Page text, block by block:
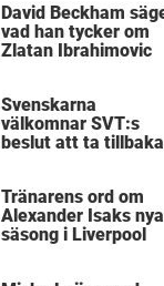
David Beckham
vad han tycker om
Zlatan Ibrahimovic
Svenskarna
välkomnar SVT:s
beslut att ta tillbaka
Tränarens ord om
Alexander Isaks nya
säsong i Liverpool